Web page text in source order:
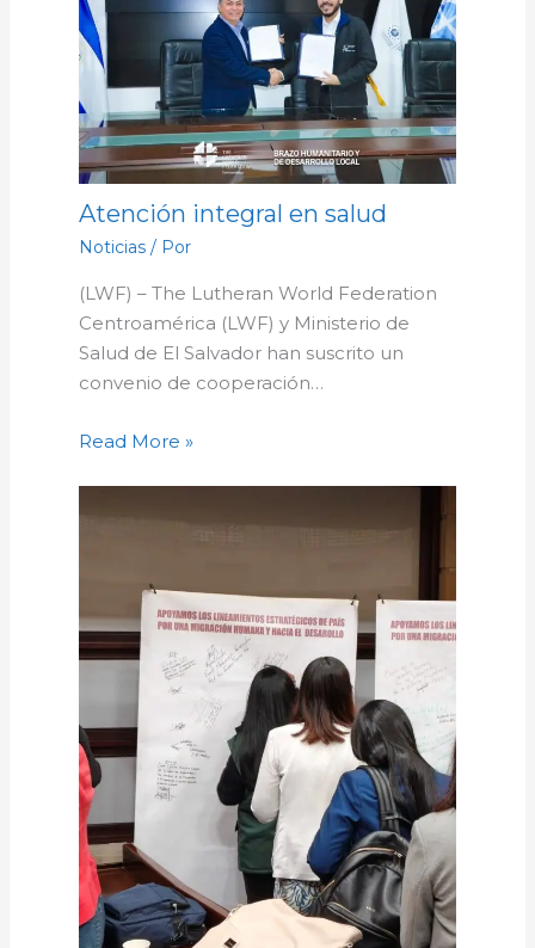
Atención integral en salud
Noticias/ Por
(LWF) – The Lutheran World Federation
Centroamérica (LWF) y Ministerio de
Salud de El Salvador han suscrito un
convenio de cooperación…
Read More »